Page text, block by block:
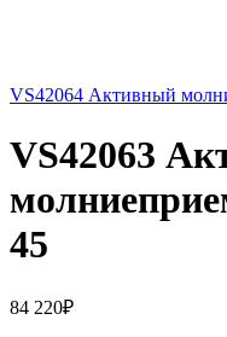
VS42064 Активный
VS42063
45
84 220₽